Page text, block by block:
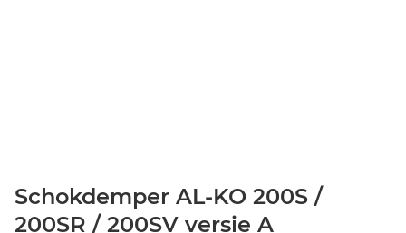
Schokdemper AL-KO 200S /
200SR / 200SV versie A